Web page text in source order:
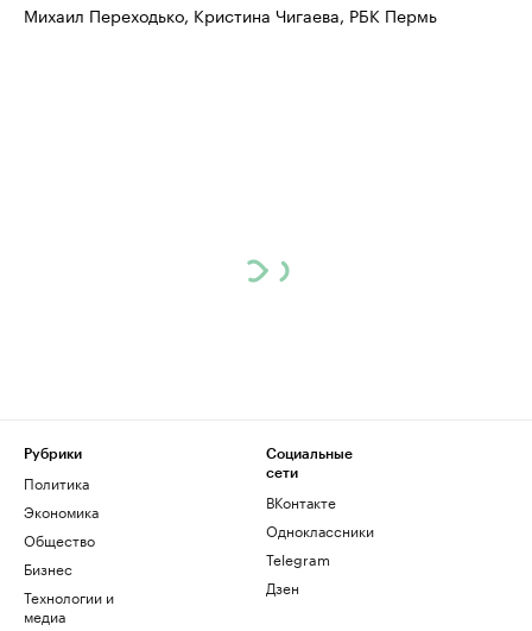
Михаил Переходько, Кристина Чигаева, РБК Пермь
Рубрики
Политика
Экономика
Общество
Бизнес
Технологии и
медиа
Социальные
сети
ВКонтакте
Одноклассники
Telegram
Дзен